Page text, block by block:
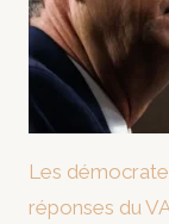
Les
réponses du